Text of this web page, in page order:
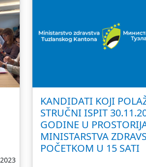
KANDIDATI KOJI
STRUČNI ISPIT
GODINE U
MINISTARSTVA
POČETKOM U 15 SATI